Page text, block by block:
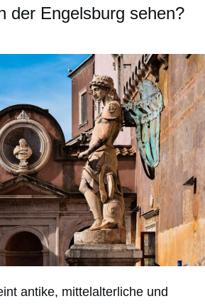
der Engelsburg sehen?
antike, mittelalterliche und